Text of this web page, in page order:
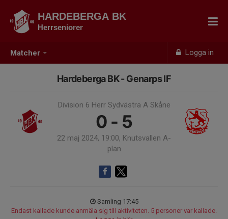
Matcher Logga in
HARDEBERGA BK
Herrseniorer
Hardeberga BK - Genarps IF
Division 6 Herr Sydvästra A Skåne
0 - 5
22 maj 2024, 19:00, Knutsvallen A-
plan
Samling 17:45
Endast kallade kunde anmäla sig till aktiviteten. 5 personer var kallade.